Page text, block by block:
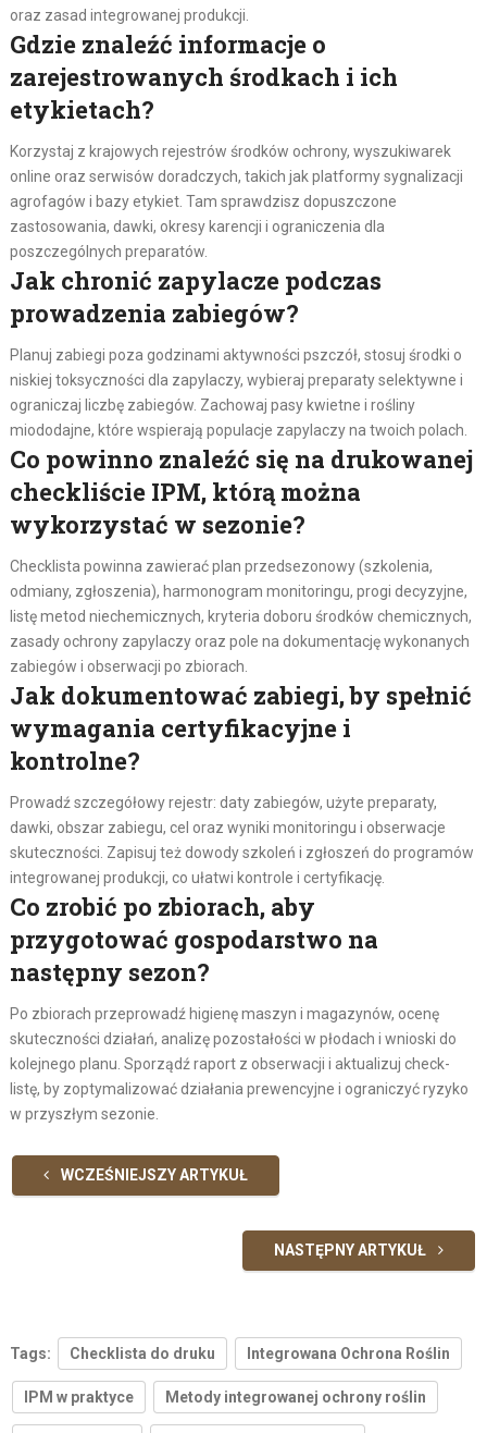
oraz zasad integrowanej produkcji.
Gdzie znaleźć informacje o
zarejestrowanych środkach i ich
etykietach?
Korzystaj z krajowych rejestrów środków ochrony, wyszukiwarek
online oraz serwisów doradczych, takich jak platformy sygnalizacji
agrofagów i bazy etykiet. Tam sprawdzisz dopuszczone
zastosowania, dawki, okresy karencji i ograniczenia dla
poszczególnych preparatów.
Jak chronić zapylacze podczas
prowadzenia zabiegów?
Planuj zabiegi poza godzinami aktywności pszczół, stosuj środki o
niskiej toksyczności dla zapylaczy, wybieraj preparaty selektywne i
ograniczaj liczbę zabiegów. Zachowaj pasy kwietne i rośliny
miododajne, które wspierają populacje zapylaczy na twoich polach.
Co powinno znaleźć się na drukowanej
checkliście IPM, którą można
wykorzystać w sezonie?
Checklista powinna zawierać plan przedsezonowy (szkolenia,
odmiany, zgłoszenia), harmonogram monitoringu, progi decyzyjne,
listę metod niechemicznych, kryteria doboru środków chemicznych,
zasady ochrony zapylaczy oraz pole na dokumentację wykonanych
zabiegów i obserwacji po zbiorach.
Jak dokumentować zabiegi, by spełnić
wymagania certyfikacyjne i
kontrolne?
Prowadź szczegółowy rejestr: daty zabiegów, użyte preparaty,
dawki, obszar zabiegu, cel oraz wyniki monitoringu i obserwacje
skuteczności. Zapisuj też dowody szkoleń i zgłoszeń do programów
integrowanej produkcji, co ułatwi kontrole i certyfikację.
Co zrobić po zbiorach, aby
przygotować gospodarstwo na
następny sezon?
Po zbiorach przeprowadź higienę maszyn i magazynów, ocenę
skuteczności działań, analizę pozostałości w płodach i wnioski do
kolejnego planu. Sporządź raport z obserwacji i aktualizuj check-
listę, by zoptymalizować działania prewencyjne i ograniczyć ryzyko
w przyszłym sezonie.
WCZEŚNIEJSZY ARTYKUŁ
NASTĘPNY ARTYKUŁ
Tags: Checklista do druku Integrowana Ochrona Roślin
IPM w praktyce Metody integrowanej ochrony roślin